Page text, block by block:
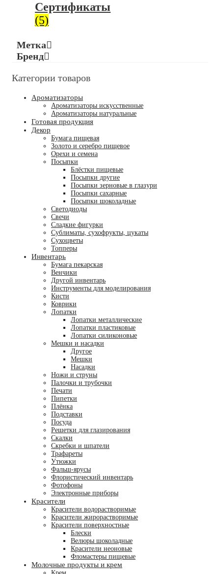
Сертификаты
(5)
Метка
Бренд
Категории товаров
Ароматизаторы
Ароматизаторы искусственные
Ароматизаторы натуральные
Готовая продукция
Декор
Бумага пищевая
Золото и серебро пищевое
Орехи и семена
Посыпки
Блёстки пищевые
Посыпки другие
Посыпки зерновые в глазури
Посыпки сахарные
Посыпки шоколадные
Светодиоды
Свечи
Сладкие фигурки
Сублиматы, сухофрукты, цукаты
Сухоцветы
Топперы
Инвентарь
Бумага пекарская
Венчики
Другой инвентарь
Инструменты для моделирования
Кисти
Коврики
Лопатки
Лопатки металлические
Лопатки пластиковые
Лопатки силиконовые
Мешки и насадки
Другое
Мешки
Насадки
Ножи и струны
Палочки и трубочки
Печати
Пипетки
Плёнка
Подставки
Посуда
Решетки для глазирования
Скалки
Скребки и шпатели
Трафареты
Утюжки
Фальш-ярусы
Флористичес­кий инвентарь
Фотофоны
Электронные приборы
Красители
Красители водорастворимые
Красители жирорастворимые
Красители поверхностные
Блески
Велюры шоколадные
Красители неоновые
Фломастеры пищевые
Молочные продукты и крем